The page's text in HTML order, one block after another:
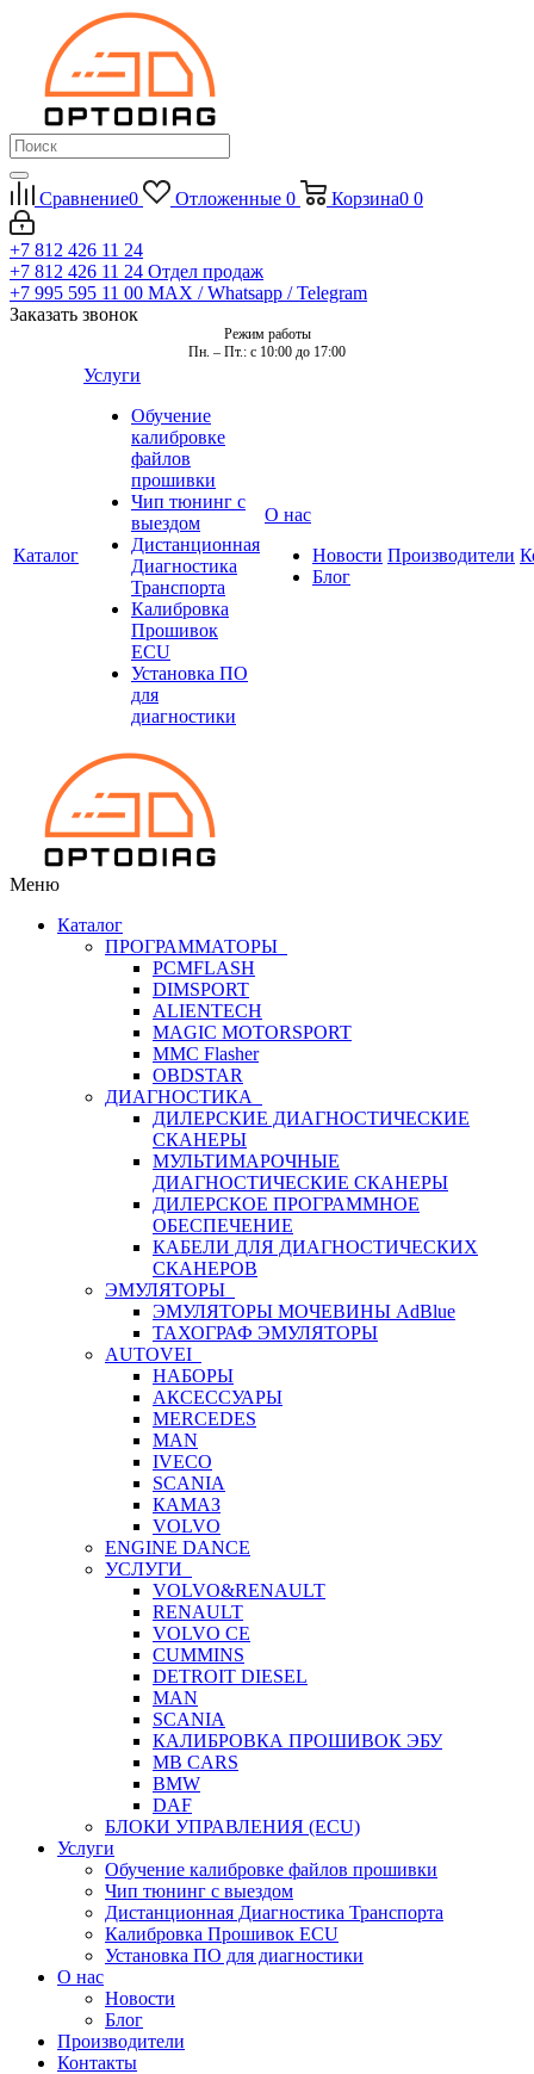
Сравнение0 Отложенные 0 Корзина0 0
+7 812 426 11 24
+7 812 426 11 24 Отдел продаж
+7 995 595 11 00 MAX / Whatsapp / Telegram
Заказать звонок
Режим работы
Пн. – Пт.: с 10:00 до 17:00
Каталог
Услуги
Обучение
калибровке
файлов
прошивки
Чип тюнинг с
выездом
Дистанционная
Диагностика
Транспорта
Калибровка
Прошивок
ECU
Установка ПО
для
диагностики
О нас
Новости
Блог
Производители
Меню
Каталог
ПРОГРАММАТОРЫ
PCMFLASH
DIMSPORT
ALIENTECH
MAGIC MOTORSPORT
MMC Flasher
OBDSTAR
ДИАГНОСТИКА
ДИЛЕРСКИЕ ДИАГНОСТИЧЕСКИЕ
СКАНЕРЫ
МУЛЬТИМАРОЧНЫЕ
ДИАГНОСТИЧЕСКИЕ СКАНЕРЫ
ДИЛЕРСКОЕ ПРОГРАММНОЕ
ОБЕСПЕЧЕНИЕ
КАБЕЛИ ДЛЯ ДИАГНОСТИЧЕСКИХ
СКАНЕРОВ
ЭМУЛЯТОРЫ
ЭМУЛЯТОРЫ МОЧЕВИНЫ АdBlue
ТАХОГРАФ ЭМУЛЯТОРЫ
AUTOVEI
НАБОРЫ
АКСЕССУАРЫ
MERCEDES
MAN
IVECO
SCANIA
КАМАЗ
VOLVO
ENGINE DANCE
УСЛУГИ
VOLVO&RENAULT
RENAULT
VOLVO CE
CUMMINS
DETROIT DIESEL
MAN
SCANIA
КАЛИБРОВКА ПРОШИВОК ЭБУ
MB CARS
BMW
DAF
БЛОКИ УПРАВЛЕНИЯ (ECU)
Услуги
Обучение калибровке файлов прошивки
Чип тюнинг с выездом
Дистанционная Диагностика Транспорта
Калибровка Прошивок ECU
Установка ПО для диагностики
О нас
Новости
Блог
Производители
Контакты